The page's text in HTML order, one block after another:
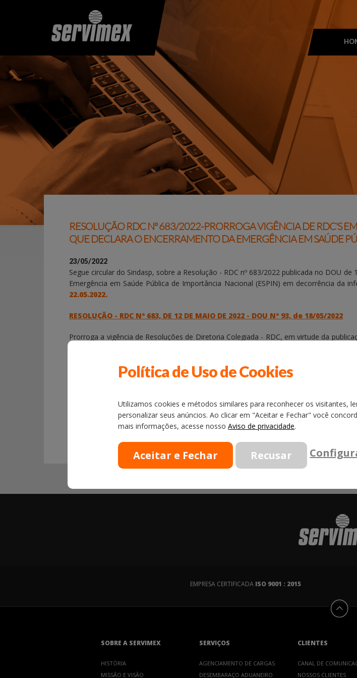
RESOLUÇÃO RDC Nº 683/2022-PRORROGA VIGÊNCIA DE RDC'S
QUE DECLARA O ENCERRAMENTO DA EMERGÊNCIA EM SAÚDE
23/05/2022
Segue circular do Sindasp, sobre a Resolução - RDC nº 683/2022 publicada no DOU de
Emergência em Saúde Pública de Importância Nacional (ESPIN) em decorrência da
22.05.2022.
RESOLUÇÃO - RDC Nº 683, DE 12 DE MAIO DE 2022 - DOU Nº 93, de 18/05/2022
Prorroga a vigência de Resoluções de Diretoria Colegiada - RDC, em virtude da
Página 182 do Diário Oficial da União - Seção 1, número 93, de 18/05/2022
EMPRESA CERTIFICADA ISO 9001 : 2015
SOBRE A SERVIMEX
HISTÓRIA
MISSÃO E VISÃO
SERVIÇOS
AGENCIAMENTO DE CARGAS
DESEMBARAÇO ADUANEIRO
CLIENTES
CANAL DE
NOSSOS CLIENTES
Política de Uso de Cookies
Utilizamos cookies e métodos similares para reconhecer os visitantes,
personalizar seus anúncios. Ao clicar em "Aceitar e Fechar" você
mais informações, acesse nossoAviso de privacidade.